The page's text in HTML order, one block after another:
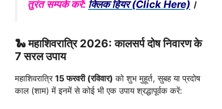
तुरंत सम्पर्क करें: क्लिक हियर (Click Here) ।
🐍 महाशिवरात्रि 2026: कालसर्प दोष निवारण के
7 सरल उपाय
महाशिवरात्रि 15 फरवरी (रविवार) को शुभ मुहूर्त, सुबह या प्रदोष
काल (शाम) में इनमें से कोई भी एक उपाय श्रद्धापूर्वक करें: